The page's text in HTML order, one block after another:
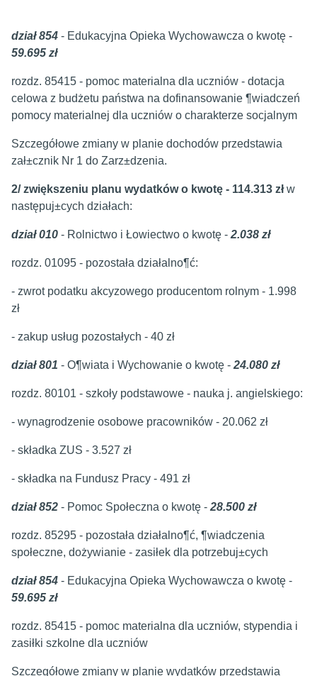
dział 854 - Edukacyjna Opieka Wychowawcza o kwotę -
59.695 zł
rozdz. 85415 - pomoc materialna dla uczniów - dotacja
celowa z budżetu państwa na dofinansowanie ¶wiadczeń
pomocy materialnej dla uczniów o charakterze socjalnym
Szczegółowe zmiany w planie dochodów przedstawia
zał±cznik Nr 1 do Zarz±dzenia.
2/ zwiększeniu planu wydatków o kwotę - 114.313 złw
następuj±cych działach:
dział 010 - Rolnictwo i Łowiectwo o kwotę - 2.038 zł
rozdz. 01095 - pozostała działalno¶ć:
- zwrot podatku akcyzowego producentom rolnym - 1.998
zł
- zakup usług pozostałych - 40 zł
dział 801 - O¶wiata i Wychowanie o kwotę - 24.080 zł
rozdz. 80101 - szkoły podstawowe - nauka j. angielskiego:
- wynagrodzenie osobowe pracowników - 20.062 zł
- składka ZUS - 3.527 zł
- składka na Fundusz Pracy - 491 zł
dział 852 - Pomoc Społeczna o kwotę - 28.500 zł
rozdz. 85295 - pozostała działalno¶ć, ¶wiadczenia
społeczne, dożywianie - zasiłek dla potrzebuj±cych
dział 854 - Edukacyjna Opieka Wychowawcza o kwotę -
59.695 zł
rozdz. 85415 - pomoc materialna dla uczniów, stypendia i
zasiłki szkolne dla uczniów
Szczegółowe zmiany w planie wydatków przedstawia